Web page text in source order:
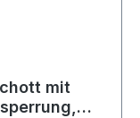
mit